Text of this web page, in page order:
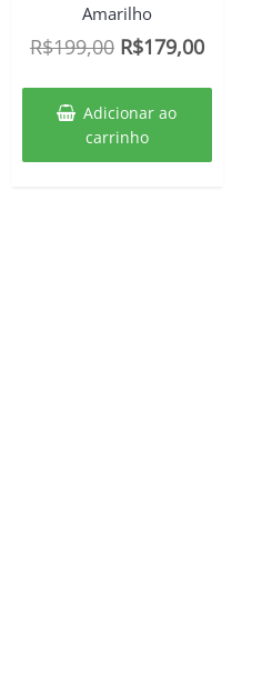
Amarilho
R$199,00 O
original
era:
R$199,00.
R$179,00O
Adicionar ao
carrinho